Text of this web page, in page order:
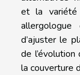
et la variété
d’ajuster le
de
la couverture